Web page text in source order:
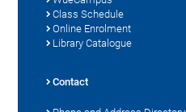
Class Schedule
Online Enrolment
Library Catalogue
Contact